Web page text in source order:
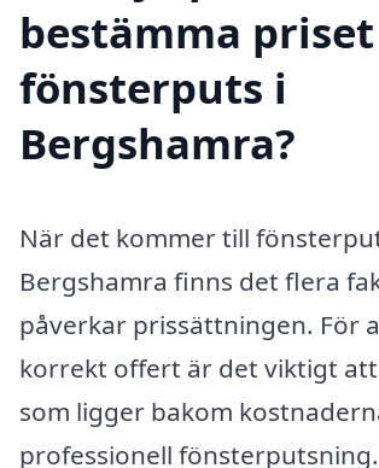
bestämma
fönsterputs i
Bergshamra?
När det kommer till
Bergshamra finns det flera
påverkar prissättningen. För
korrekt offert är det viktigt
som ligger bakom
professionell